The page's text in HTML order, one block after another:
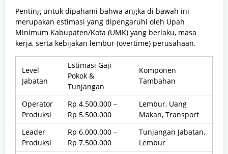
Penting untuk dipahami bahwa angka di bawah ini
merupakan estimasi yang dipengaruhi oleh Upah
Minimum Kabupaten/Kota (UMK) yang berlaku, masa
kerja, serta kebijakan lembur (overtime) perusahaan.
Level
Jabatan
Estimasi Gaji
Pokok &
Tunjangan
Komponen
Tambahan
Operator
Produksi
Rp 4.500.000 –
Rp 5.500.000
Lembur, Uang
Makan, Transport
Leader
Produksi
Rp 6.000.000 –
Rp 7.500.000
Tunjangan Jabatan,
Lembur